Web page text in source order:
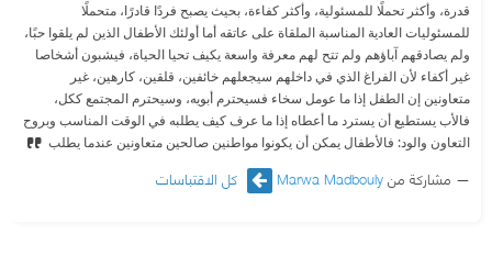
قدرة، وأكثر تحملًا للمسئولية، وأكثر كفاءة، بحيث يصبح فردًا قادرًا، متحملًا
للمسئوليات العادية المناسبة الملقاة على عاتقه أما أولئك الأطفال الذين لم يلقوا حبًا،
ولم يصادقهم آباؤهم ولم تتح لهم معرفة واسعة يكيف تحيا الحياة، فيشبون أشخاصا
غير أكفاء لأن الفراغ الذي في داخلهم سيجعلهم خائفين، قلقين، كارهين، غير
متعاونين إن الطفل إذا ما عومل سخاء فسيحترم أبويه، وسيحترم المجتمع ككل،
فالأب يستطيع أن يسترد ما أعطاه إذا ما عرف كيف يطلبه في الوقت المناسب وبروح
التعاون والود: فالأطفال يمكن أن يكونوا مواطنين صالحين متعاونين عندما يطلب
مشاركة منMarwa Madbouly كل الاقتباسات